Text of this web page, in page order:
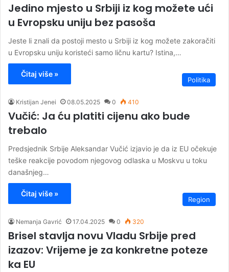
Jedino mjesto u Srbiji iz kog možete ući
u Evropsku uniju bez pasoša
Jeste li znali da postoji mesto u Srbiji iz kog možete zakoračiti
u Evropsku uniju koristeći samo ličnu kartu? Istina,…
Čitaj više »
Politika
Kristijan Jenei 08.05.2025 0 410
Vučić: Ja ću platiti cijenu ako bude
trebalo
Predsjednik Srbije Aleksandar Vučić izjavio je da iz EU očekuje
teške reakcije povodom njegovog odlaska u Moskvu u toku
današnjeg…
Čitaj više »
Region
Nemanja Gavrić 17.04.2025 0 320
Brisel stavlja novu Vladu Srbije pred
izazov: Vrijeme je za konkretne poteze
ka EU